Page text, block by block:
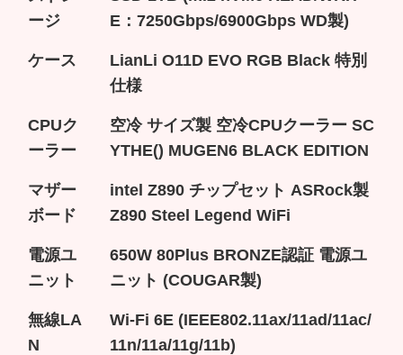
ージ
E：7250Gbps/6900Gbps WD製)
ケース
LianLi O11D EVO RGB Black 特別
仕様
CPUク
ーラー
空冷 サイズ製 空冷CPUクーラー SC
YTHE() MUGEN6 BLACK EDITION
マザー
ボード
intel Z890 チップセット ASRock製
Z890 Steel Legend WiFi
電源ユ
ニット
650W 80Plus BRONZE認証 電源ユ
ニット (COUGAR製)
無線LA
N
Wi-Fi 6E (IEEE802.11ax/11ad/11ac/
11n/11a/11g/11b)